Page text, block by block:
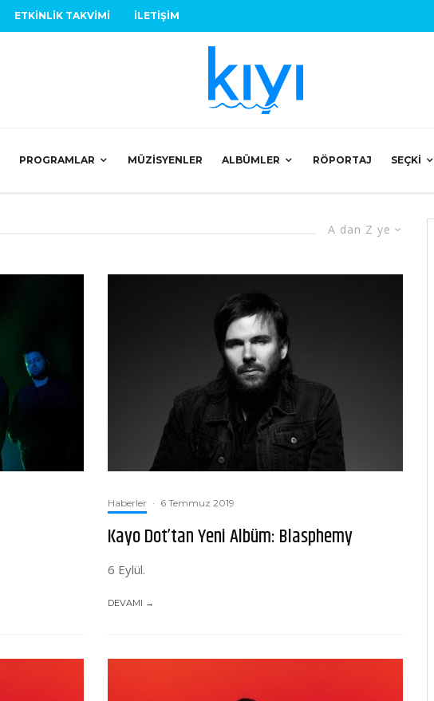
ETKINLIK TAKVIMI İLETIŞIM
PROGRAMLAR MÜZISYENLER ALBÜMLER RÖPORTAJ SEÇKI
A dan Z ye
Haberler · 6 Temmuz 2019
Kayo Dot’tan Yeni Albüm: Blasphemy
6 Eylül.
DEVAMI →